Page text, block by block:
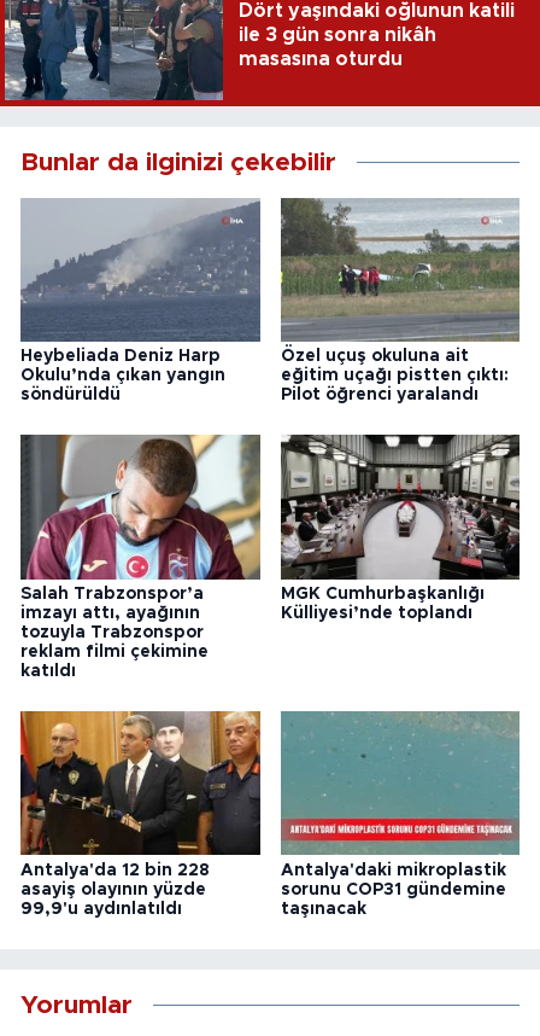
Dört yaşındaki oğlunun katili
ile 3 gün sonra nikâh
masasına oturdu
Bunlar da ilginizi çekebilir
Heybeliada Deniz Harp
Okulu’nda çıkan yangın
söndürüldü
Özel uçuş okuluna ait
eğitim uçağı pistten çıktı:
Pilot öğrenci yaralandı
Salah Trabzonspor’a
imzayı attı, ayağının
tozuyla Trabzonspor
reklam filmi çekimine
katıldı
MGK Cumhurbaşkanlığı
Külliyesi’nde toplandı
Antalya'da 12 bin 228
asayiş olayının yüzde
99,9'u aydınlatıldı
Antalya'daki mikroplastik
sorunu COP31 gündemine
taşınacak
Yorumlar